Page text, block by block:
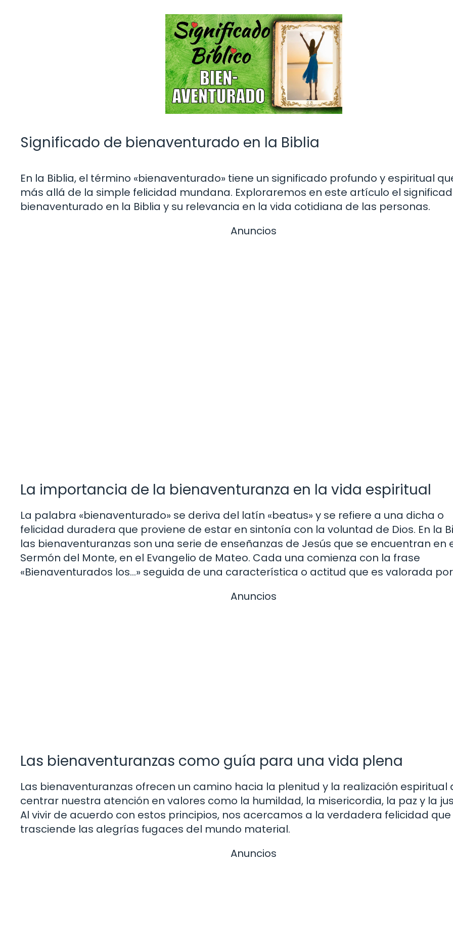
Significado de bienaventurado en la Biblia
En la Biblia, el término «bienaventurado» tiene un significado profundo y espiritual
más allá de la simple felicidad mundana. Exploraremos en este artículo el
bienaventurado en la Biblia y su relevancia en la vida cotidiana de las personas.
Anuncios
La importancia de la bienaventuranza en la vida espiritual
La palabra «bienaventurado» se deriva del latín «beatus» y se refiere a una dicha o
felicidad duradera que proviene de estar en sintonía con la voluntad de Dios. En la
las bienaventuranzas son una serie de enseñanzas de Jesús que se encuentran en
Sermón del Monte, en el Evangelio de Mateo. Cada una comienza con la frase
«Bienaventurados los…» seguida de una característica o actitud que es valorada por
Anuncios
Las bienaventuranzas como guía para una vida plena
Las bienaventuranzas ofrecen un camino hacia la plenitud y la realización espiritual
centrar nuestra atención en valores como la humildad, la misericordia, la paz y la
Al vivir de acuerdo con estos principios, nos acercamos a la verdadera felicidad que
trasciende las alegrías fugaces del mundo material.
Anuncios